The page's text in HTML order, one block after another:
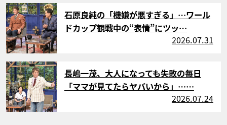
サムネイル
石原良純の「機嫌が悪すぎる」…ワール
ドカップ観戦中の“表情”にツッ…
2026.07.31
サムネイル
長嶋一茂、大人になっても失敗の毎日
「ママが見てたらヤバいから」……
2026.07.24